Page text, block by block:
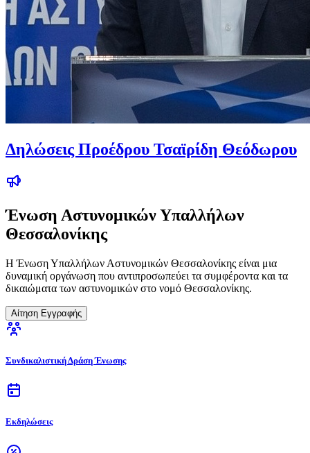
Δηλώσεις Προέδρου Τσαϊρίδη Θεόδωρου
Ένωση Αστυνομικών Υπαλλήλων
Θεσσαλονίκης
Η Ένωση Υπαλλήλων Αστυνομικών Θεσσαλονίκης είναι μια
δυναμική οργάνωση που αντιπροσωπεύει τα συμφέροντα και τα
δικαιώματα των αστυνομικών στο νομό Θεσσαλονίκης.
Αίτηση Εγγραφής
Συνδικαλιστική Δράση Ένωσης
Εκδηλώσεις